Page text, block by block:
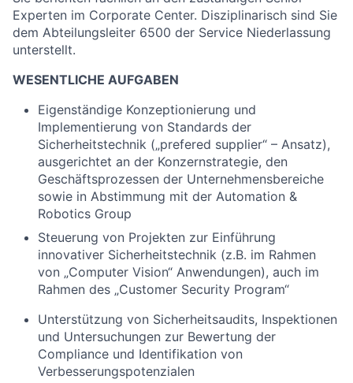
Experten im Corporate Center. Disziplinarisch sind Sie
dem Abteilungsleiter 6500 der Service Niederlassung
unterstellt.
WESENTLICHE AUFGABEN
Eigenständige Konzeptionierung und
Implementierung von Standards der
Sicherheitstechnik („prefered supplier“ – Ansatz),
ausgerichtet an der Konzernstrategie, den
Geschäftsprozessen der Unternehmensbereiche
sowie in Abstimmung mit der Automation &
Robotics Group
Steuerung von Projekten zur Einführung
innovativer Sicherheitstechnik (z.B. im Rahmen
von „Computer Vision“ Anwendungen), auch im
Rahmen des „Customer Security Program“
Unterstützung von Sicherheitsaudits, Inspektionen
und Untersuchungen zur Bewertung der
Compliance und Identifikation von
Verbesserungspotenzialen